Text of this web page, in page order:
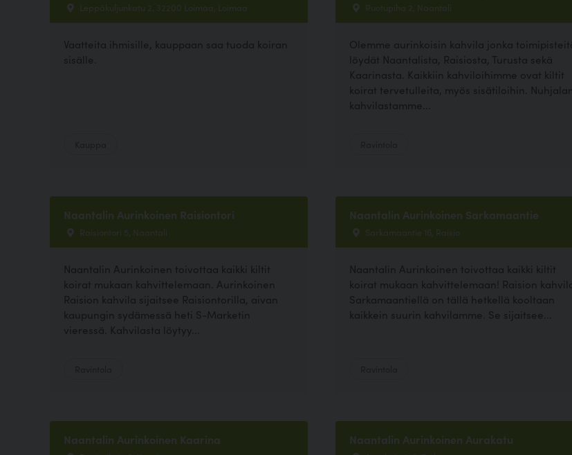
Leppäkuljunkatu 2, 32200 Loimaa, Loimaa
Vaatteita ihmisille, kauppaan saa tuoda koiran
sisälle.
Ruotupiha 2, Naantali
Olemme aurinkoisin kahvila jonka
löydät Naantalista, Raisiosta, Turusta sekä
Kaarinasta. Kaikkiin kahviloihimme ovat kiltit
koirat tervetulleita, myös sisätiloihin. Nuhjalan
kahvilastamme...
Naantalin Aurinkoinen Raisiontori
Raisiontori 5, Naantali
Naantalin Aurinkoinen toivottaa kaikki kiltit
koirat mukaan kahvittelemaan. Aurinkoinen
Raision kahvila sijaitsee Raisiontorilla, aivan
kaupungin sydämessä heti S-Marketin
vieressä. Kahvilasta löytyy...
Naantalin Aurinkoinen Sarkamaantie
Sarkamaantie 16, Raisio
Naantalin Aurinkoinen toivottaa kaikki kiltit
koirat mukaan kahvittelemaan! Raision
Sarkamaantiellä on tällä hetkellä kooltaan
kaikkein suurin kahvilamme. Se sijaitsee...
Naantalin Aurinkoinen Kaarina Naantalin Aurinkoinen Aurakatu